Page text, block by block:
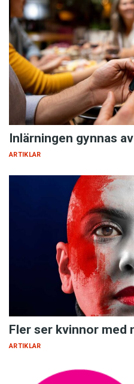
Inlärningen gynnas
ARTIKLAR
Fler ser kvinnor med
ARTIKLAR